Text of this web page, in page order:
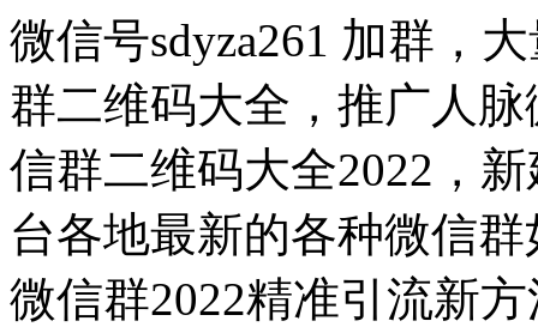
微信号sdyza261 加群，
群二维码大全，推广人
信群二维码大全2022，
台各地最新的各种微信
微信群2022精准引流新